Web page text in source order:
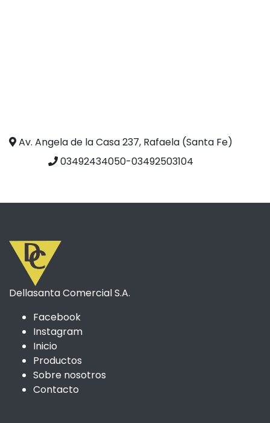
Av. Angela de la Casa 237, Rafaela (Santa Fe)
03492434050-03492503104
Dellasanta Comercial S.A.
Facebook
Instagram
Inicio
Productos
Sobre nosotros
Contacto